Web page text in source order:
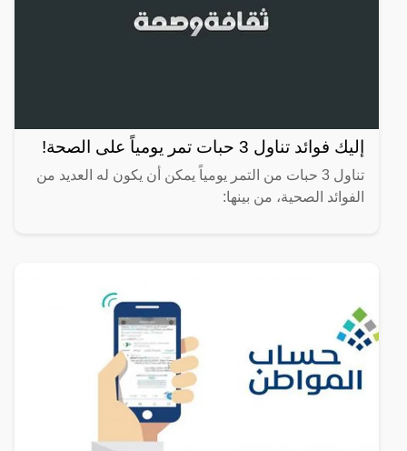
إليك فوائد تناول 3 حبات تمر يومياً على الصحة!
تناول 3 حبات من التمر يومياً يمكن أن يكون له العديد من
الفوائد الصحية، من بينها: